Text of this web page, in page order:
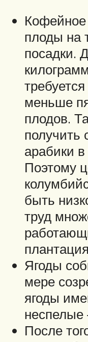
Кофейное
плоды на
посадки.
меньше
плодов.
получить
арабики в
Поэтому
быть
труд
Ягоды
мере
ягоды
неспелые
После